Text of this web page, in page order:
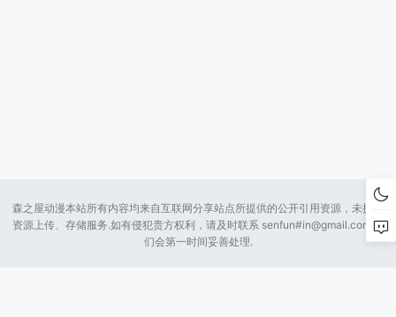
森之屋动漫本站所有内容均来自互联网分享站点所提供的公开引用资源，未提供
资源上传、存储服务.如有侵犯贵方权利，请及时联系 senfun#in@gmail.com 我
们会第一时间妥善处理.